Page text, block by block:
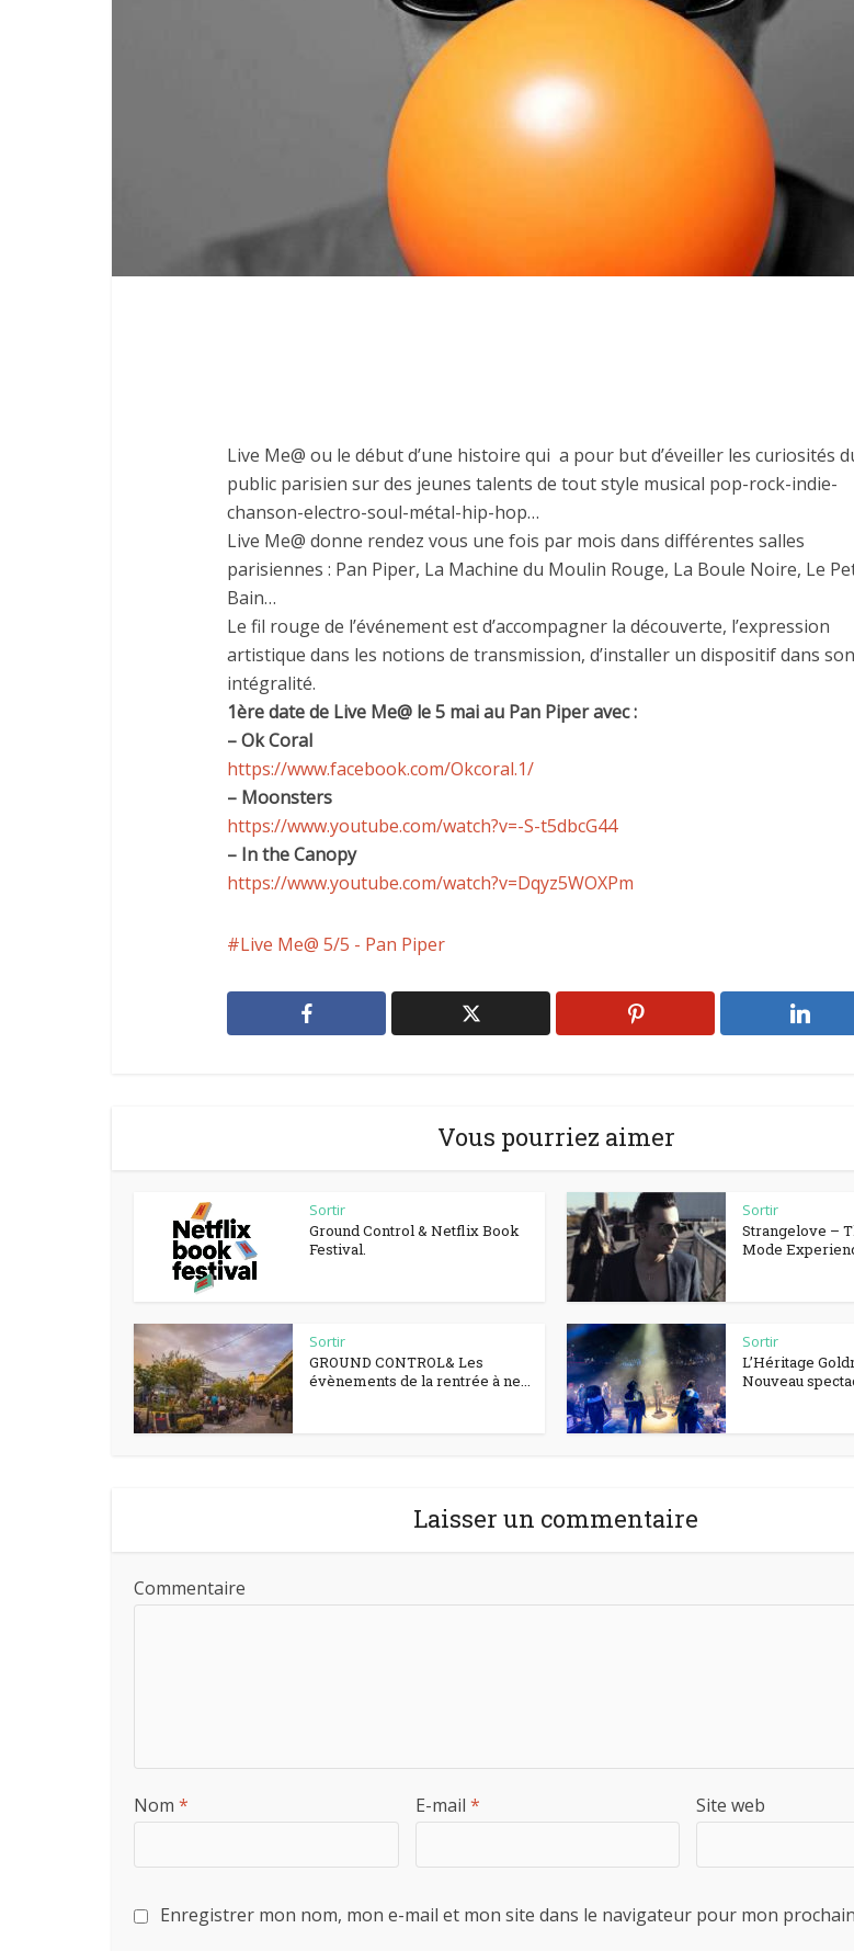
Live Me@ ou le début d’une histoire qui a pour but d’éveiller les curiosités
public parisien sur des jeunes talents de tout style musical pop-rock-indie-
chanson-electro-soul-métal-hip-hop…
Live Me@ donne rendez vous une fois par mois dans différentes salles
parisiennes : Pan Piper, La Machine du Moulin Rouge, La Boule Noire, Le
Bain…
Le fil rouge de l’événement est d’accompagner la découverte, l’expression
artistique dans les notions de transmission, d’installer un dispositif dans son
intégralité.
1ère date de Live Me@ le 5 mai au Pan Piper avec :
– Ok Coral
https://www.facebook.com/Okcoral.1/
– Moonsters
https://www.youtube.com/watch?v=-S-t5dbcG44
– In the Canopy
https://www.youtube.com/watch?v=Dqyz5WOXPm
Live Me@ 5/5 - Pan Piper
Vous pourriez aimer
Sortir
Ground Control & Netflix Book
Festival.
Sortir
Strangelove –
Mode
Sortir
GROUND CONTROL& Les
évènements de la rentrée à ne...
Sortir
L’Héritage
Nouveau
Laisser un commentaire
Commentaire
Nom * E-mail * Site web
Enregistrer mon nom, mon e-mail et mon site dans le navigateur pour mon